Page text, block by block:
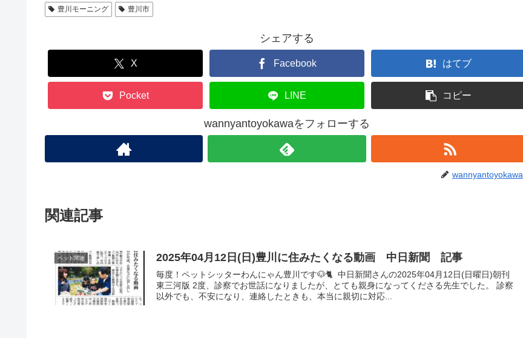
豊川モーニング 豊川市
シェアする
X Facebook はてブ
Pocket LINE コピー
wannyantoyokawaをフォローする
wannyantoyokawa
関連記事
ペット関連 2025年04月12日(日)豊川に住みたくなる動画 中日新聞 記事
毎度！ペットシッターわんにゃん豊川です🐶🐈 中日新聞さんの2025年04月12日(日曜日)朝刊
東三河版 2度、診察でお世話になりましたが、とても親身になってくださる先生でした。 診察
以外でも、不安になり、連絡したときも、本当に親切に対応...